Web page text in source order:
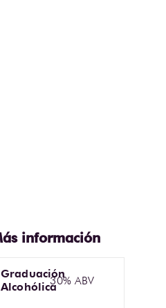
Graduación
Alcohólica30% ABV